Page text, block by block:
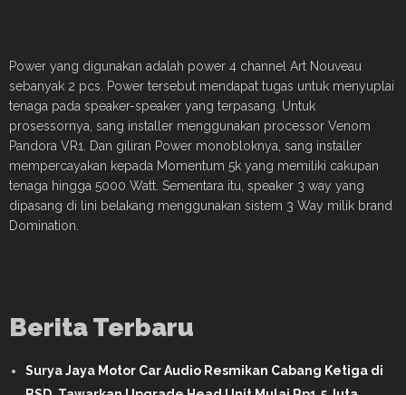
Power yang digunakan adalah power 4 channel Art Nouveau
sebanyak 2 pcs. Power tersebut mendapat tugas untuk menyuplai
tenaga pada speaker-speaker yang terpasang. Untuk
prosessornya, sang installer menggunakan processor Venom
Pandora VR1. Dan giliran Power monobloknya, sang installer
mempercayakan kepada Momentum 5k yang memiliki cakupan
tenaga hingga 5000 Watt. Sementara itu, speaker 3 way yang
dipasang di lini belakang menggunakan sistem 3 Way milik brand
Domination.
Berita Terbaru
Surya Jaya Motor Car Audio Resmikan Cabang Ketiga di